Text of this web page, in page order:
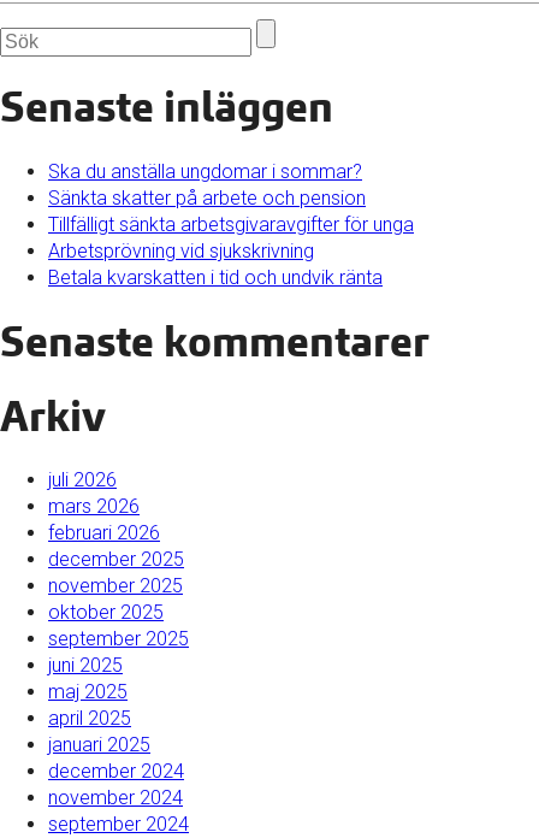
Senaste inläggen
Ska du anställa ungdomar i sommar?
Sänkta skatter på arbete och pension
Tillfälligt sänkta arbetsgivaravgifter för unga
Arbetsprövning vid sjukskrivning
Betala kvarskatten i tid och undvik ränta
Senaste kommentarer
Arkiv
juli 2026
mars 2026
februari 2026
december 2025
november 2025
oktober 2025
september 2025
juni 2025
maj 2025
april 2025
januari 2025
december 2024
november 2024
september 2024